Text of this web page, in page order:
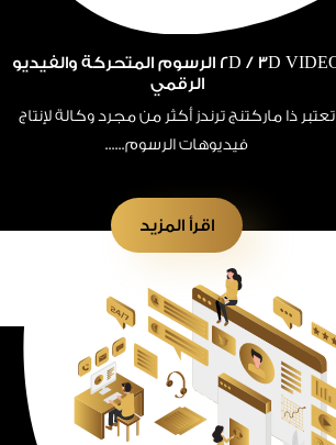
2D / 3D VIDEO الرسوم المتحركة والفيديو
الرقمي
تعتبر ذا ماركتنج ترندز أكثر من مجرد وكالة لإنتاج
فيديوهات الرسوم......
اقرأ المزيد